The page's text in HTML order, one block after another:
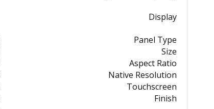
Display
Panel Type
Size
Aspect Ratio
Native Resolution
Touchscreen
Finish